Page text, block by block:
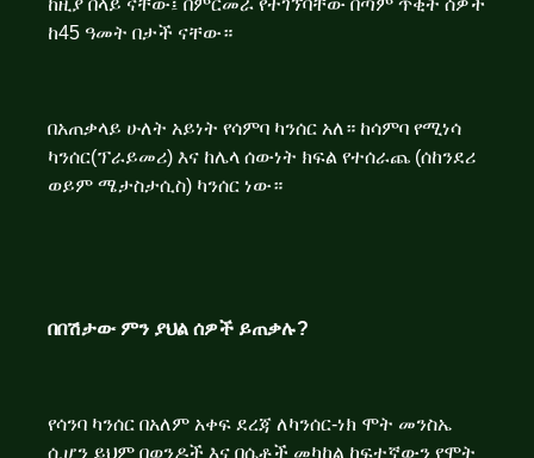
ከዚያ በላይ ናቸው፤ በምርመራ የተገኘባቸው በጣም ጥቂት ሰዎች
ከ45 ዓመት በታች ናቸው።
በአጠቃላይ ሁለት አይነት የሳምባ ካንሰር አለ። ከሳምባ የሚነሳ
ካንሰር(ፕራይመሪ) እና ከሌላ ሰውነት ክፍል የተሰራጨ (ሰከንደሪ
ወይም ሜታስታሲስ) ካንሰር ነው።
በበሽታው ምን ያህል ሰዎች ይጠቃሉ?
የሳንባ ካንሰር በአለም አቀፍ ደረጃ ለካንሰር-ነክ ሞት መንስኤ
ሲሆን ይህም በወንዶች እና በሴቶች መካከል ከፍተኛውን የሞት